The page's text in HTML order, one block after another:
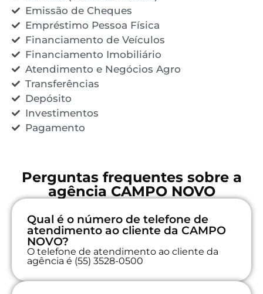
Emissão de Cheques
Empréstimo Pessoa Física
Financiamento de Veículos
Financiamento Imobiliário
Atendimento e Negócios Agro
Transferências
Depósito
Investimentos
Pagamento
Perguntas frequentes sobre a
agência CAMPO NOVO
Qual é o número de telefone de
atendimento ao cliente da CAMPO
NOVO?
O telefone de atendimento ao cliente da
agência é (55) 3528-0500